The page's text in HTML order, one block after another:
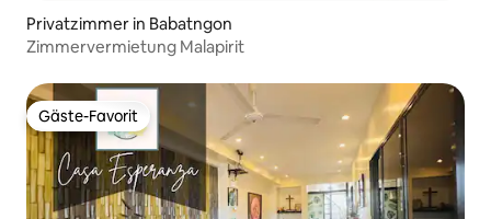
Privatzimmer in Babatngon
Zimmervermietung Malapirit
Gäste-Favorit
Gäste-Favorit